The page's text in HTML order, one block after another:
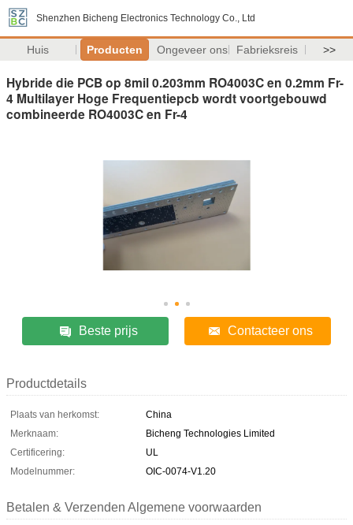
Shenzhen Bicheng Electronics Technology Co., Ltd
Huis Producten Ongeveer ons Fabrieksreis >>
Hybride die PCB op 8mil 0.203mm RO4003C en 0.2mm Fr-
4 Multilayer Hoge Frequentiepcb wordt voortgebouwd
combineerde RO4003C en Fr-4
Beste prijs Contacteer ons
Productdetails
Plaats van herkomst:
China
Merknaam:
Bicheng Technologies Limited
Certificering:
UL
Modelnummer:
OIC-0074-V1.20
Betalen & Verzenden Algemene voorwaarden